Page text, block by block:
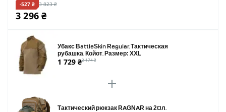
-527 ₴ 3 823 ₴
3 296 ₴
Убакс BattleSkin Regular. Тактическая
рубашка. Койот. Размер: XXL
1 729 ₴2 174 ₴
Тактический рюкзак RAGNAR на 20л.